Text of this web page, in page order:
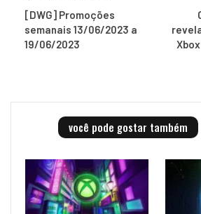
[DWG] Promoções
semanais 13/06/2023 a
19/06/2023
você pode gostar também